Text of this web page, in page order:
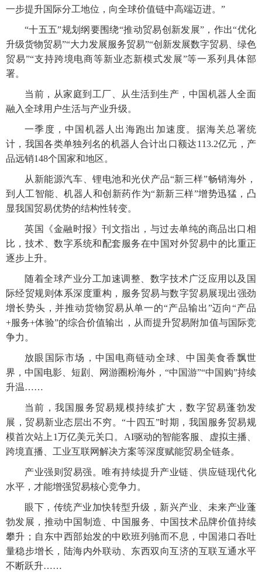
一步提升国际分工地位，向全球价值链中高端迈进。”
“十五五”规划纲要围绕“推动贸易创新发展”，作出“优化
升级货物贸易”“大力发展服务贸易”“创新发展数字贸易、绿色
贸易”“支持跨境电商等新业态新模式发展”等一系列具体部
署。
当前，从家庭到工厂、从生活到生产，中国机器人全面
融入全球用户生活与产业升级。
一季度，中国机器人出海跑出加速度。据海关总署统
计，我国各类单独列名的机器人合计出口额达113.2亿元，产
品远销148个国家和地区。
从新能源汽车、锂电池和光伏产品“新三样”畅销海外，
到人工智能、机器人和创新药作为“新新三样”增势迅猛，凸
显我国贸易优势的结构性转变。
英国《金融时报》刊文指出，与过去单纯的商品出口相
比，技术、数字系统和配套服务在中国对外贸易中的比重正
逐步上升。
随着全球产业分工加速调整、数字技术广泛应用以及国
际经贸规则体系深度重构，服务贸易与数字贸易展现出强劲
增长势头，并推动货物贸易从单一的“产品输出”迈向“产品
+服务+体验”的综合价值输出，从而提升贸易附加值与国际竞
争力。
放眼国际市场，中国电商链动全球、中国美食香飘世
界，中国电影、短剧、网游圈粉海外，“中国游”“中国购”持续
升温……
当前，我国服务贸易规模持续扩大，数字贸易蓬勃发
展，贸易新业态层出不穷。“十四五”时期，我国服务贸易规
模首次站上1万亿美元关口。AI驱动的智能客服、虚拟主播、
跨境直播、工业互联网解决方案等深度赋能贸易全链条。
产业强则贸易强。唯有持续提升产业链、供应链现代化
水平，才能增强贸易核心竞争力。
眼下，传统产业加快转型升级，新兴产业、未来产业蓬
勃发展，推动中国制造、中国服务、中国技术品牌价值持续
攀升；自东中西部始发的中欧班列驰而不息，中国港口吞吐
量稳步增长，陆海内外联动、东西双向互济的互联互通水平
不断跃升……